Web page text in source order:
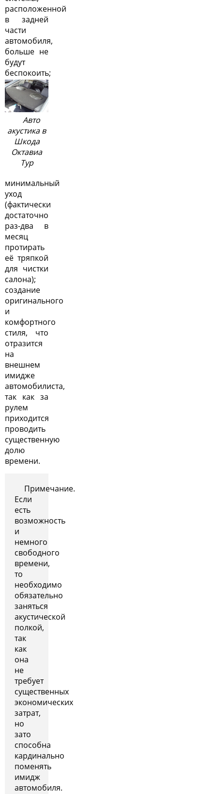
расположенной
в задней
части
автомобиля,
больше не
будут
беспокоить;
Авто
акустика в
Шкода
Октавиа
Тур
минимальный
уход
(фактически
достаточно
раз-два в
месяц
протирать
её тряпкой
для чистки
салона);
создание
оригинального
и
комфортного
стиля, что
отразится
на
внешнем
имидже
автомобилиста,
так как за
рулем
приходится
проводить
существенную
долю
времени.
Примечание.
Если
есть
возможность
и
немного
свободного
времени,
то
необходимо
обязательно
заняться
акустической
полкой,
так
как
она
не
требует
существенных
экономических
затрат,
но
зато
способна
кардинально
поменять
имидж
автомобиля.